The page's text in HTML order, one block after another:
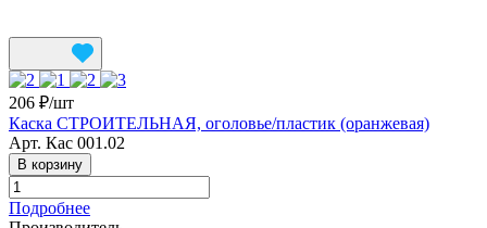
206 ₽/шт
Каска СТРОИТЕЛЬНАЯ, оголовье/пластик (оранжевая)
Арт. Кас 001.02
В корзину
Подробнее